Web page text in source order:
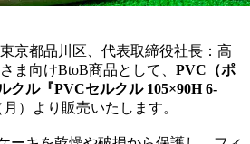
京都品川区、代表取締役社長：高
ま向けBtoB商品として、 PVC（ポ
クル『PVCセルクル 105×90H 6-
）より販売いたします。